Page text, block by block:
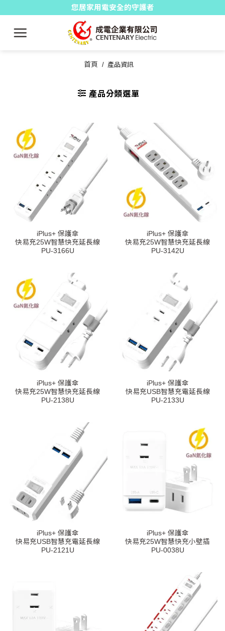
content
您居家用電安全的守護者
首頁 / 產品資訊
產品分類選單
iPlus+ 保護傘
快易充25W智慧快充延長線
PU-3166U
iPlus+ 保護傘
快易充25W智慧快充延長線
PU-3142U
iPlus+ 保護傘
快易充25W智慧快充延長線
PU-2138U
iPlus+ 保護傘
快易充USB智慧充電延長線
PU-2133U
iPlus+ 保護傘
快易充USB智慧充電延長線
PU-2121U
iPlus+ 保護傘
快易充25W智慧快充小壁插
PU-0038U